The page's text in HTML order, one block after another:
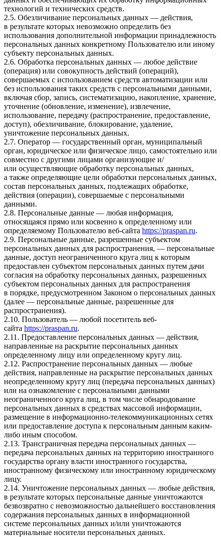
технологий и технических средств.
2.5. Обезличивание персональных данных — действия,
в результате которых невозможно определить без
использования дополнительной информации принадлежность
персональных данных конкретному Пользователю или иному
субъекту персональных данных.
2.6. Обработка персональных данных — любое действие
(операция) или совокупность действий (операций),
совершаемых с использованием средств автоматизации или
без использования таких средств с персональными данными,
включая сбор, запись, систематизацию, накопление, хранение,
уточнение (обновление, изменение), извлечение,
использование, передачу (распространение, предоставление,
доступ), обезличивание, блокирование, удаление,
уничтожение персональных данных.
2.7. Оператор — государственный орган, муниципальный
орган, юридическое или физическое лицо, самостоятельно или
совместно с другими лицами организующие и/
или осуществляющие обработку персональных данных,
а также определяющие цели обработки персональных данных,
состав персональных данных, подлежащих обработке,
действия (операции), совершаемые с персональными
данными.
2.8. Персональные данные — любая информация,
относящаяся прямо или косвенно к определенному или
определяемому Пользователю веб-сайта https://praspan.ru.
2.9. Персональные данные, разрешенные субъектом
персональных данных для распространения, — персональные
данные, доступ неограниченного круга лиц к которым
предоставлен субъектом персональных данных путем дачи
согласия на обработку персональных данных, разрешенных
субъектом персональных данных для распространения
в порядке, предусмотренном Законом о персональных данных
(далее — персональные данные, разрешенные для
распространения).
2.10. Пользователь — любой посетитель веб-
сайта https://praspan.ru.
2.11. Предоставление персональных данных — действия,
направленные на раскрытие персональных данных
определенному лицу или определенному кругу лиц.
2.12. Распространение персональных данных — любые
действия, направленные на раскрытие персональных данных
неопределенному кругу лиц (передача персональных данных)
или на ознакомление с персональными данными
неограниченного круга лиц, в том числе обнародование
персональных данных в средствах массовой информации,
размещение в информационно-телекоммуникационных сетях
или предоставление доступа к персональным данным каким-
либо иным способом.
2.13. Трансграничная передача персональных данных —
передача персональных данных на территорию иностранного
государства органу власти иностранного государства,
иностранному физическому или иностранному юридическому
лицу.
2.14. Уничтожение персональных данных — любые действия,
в результате которых персональные данные уничтожаются
безвозвратно с невозможностью дальнейшего восстановления
содержания персональных данных в информационной
системе персональных данных и/или уничтожаются
материальные носители персональных данных.